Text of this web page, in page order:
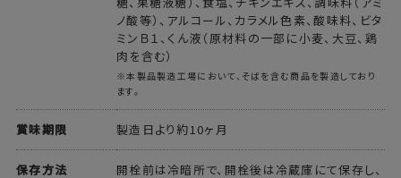
ノ酸等）、アルコール、カラメル色素、酸味料、ビタ
ミンＢ１、くん液（原材料の一部に小麦、大豆、鶏
肉を含む）
※本製品製造工場において、そばを含む商品を製造しており
ます。
賞味期限 製造日より約10ヶ月
保存方法
開栓前は冷暗所で、開栓後は冷蔵庫にて保存し、